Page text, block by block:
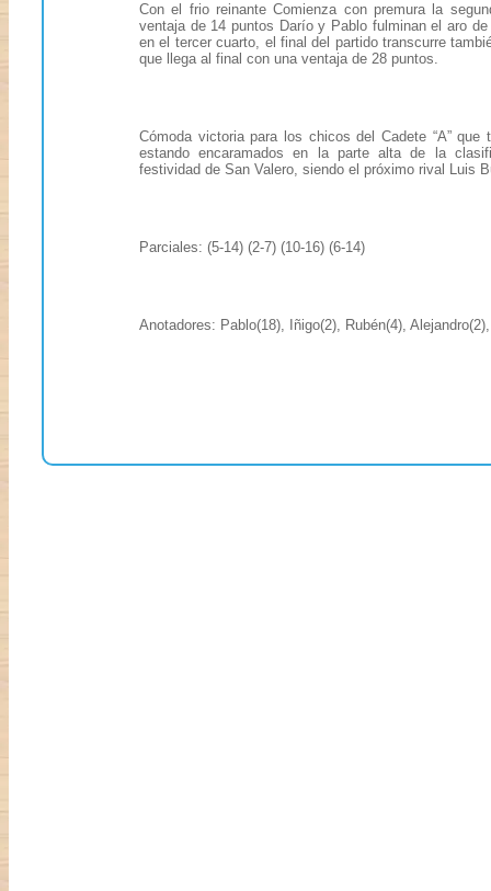
Con el frio reinante Comienza con premura la
ventaja de 14 puntos Darío y Pablo fulminan el aro
en el tercer cuarto, el final del partido transcurre
que llega al final con una ventaja de 28 puntos.
Cómoda victoria para los chicos del Cadete “A”
estando encaramados en la parte alta de la
festividad de San Valero, siendo el próximo rival Luis
Parciales: (5-14) (2-7) (10-16) (6-14)
Anotadores: Pablo(18), Iñigo(2), Rubén(4),